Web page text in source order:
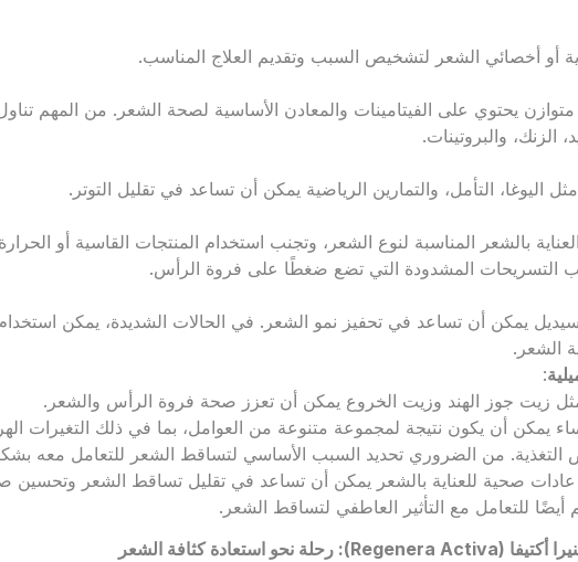
أو أخصائي الشعر لتشخيص السبب وتقديم العلاج المناسب.
يحتوي على الفيتامينات والمعادن الأساسية لصحة الشعر. من المهم
الزنك، والبروتينات.
اليوغا، التأمل، والتمارين الرياضية يمكن أن تساعد في تقليل التوتر.
بالشعر المناسبة لنوع الشعر، وتجنب استخدام المنتجات القاسية أو الحرارة
التسريحات المشدودة التي تضع ضغطًا على فروة الرأس.
يمكن أن تساعد في تحفيز نمو الشعر. في الحالات الشديدة، يمكن
الشعر.
:
مثل زيت جوز الهند وزيت الخروع يمكن أن تعزز صحة فروة الرأس والشعر.
يمكن أن يكون نتيجة لمجموعة متنوعة من العوامل، بما في ذلك التغيرات
التغذية. من الضروري تحديد السبب الأساسي لتساقط الشعر للتعامل معه
صحية للعناية بالشعر يمكن أن تساعد في تقليل تساقط الشعر وتحسين
للتعامل مع التأثير العاطفي لتساقط الشعر.
أكتيفا (Regenera Activa):
رحلة نحو استعادة كثافة الشعر